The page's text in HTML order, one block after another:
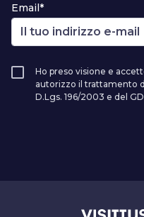
Email*
Ho preso visione e
autorizzo il trattamento
D.Lgs. 196/2003 e del